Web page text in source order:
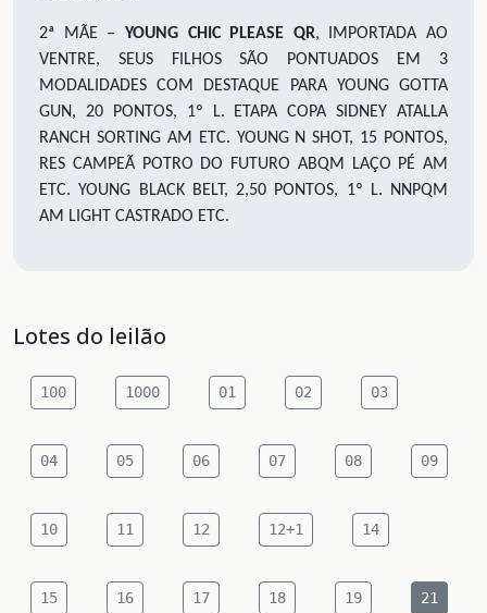
2ª MÃE – YOUNG CHIC PLEASE QR, IMPORTADA AO
VENTRE, SEUS FILHOS SÃO PONTUADOS EM 3
MODALIDADES COM DESTAQUE PARA YOUNG GOTTA
GUN, 20 PONTOS, 1º L. ETAPA COPA SIDNEY ATALLA
RANCH SORTING AM ETC. YOUNG N SHOT, 15 PONTOS,
RES CAMPEÃ POTRO DO FUTURO ABQM LAÇO PÉ AM
ETC. YOUNG BLACK BELT, 2,50 PONTOS, 1º L. NNPQM
AM LIGHT CASTRADO ETC.
Lotes do leilão
100 1000 01 02 03
04 05 06 07 08 09
10 11 12 12+1 14
15 16 17 18 19 21